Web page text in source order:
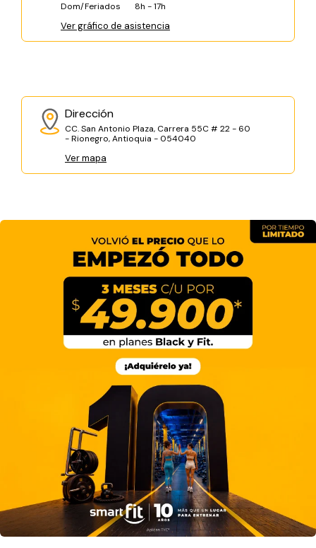
Dom/Feriados
8h - 17h
Ver gráfico de asistencia
Dirección
CC. San Antonio Plaza, Carrera 55C # 22 - 60
- Rionegro, Antioquia - 054040
Ver mapa